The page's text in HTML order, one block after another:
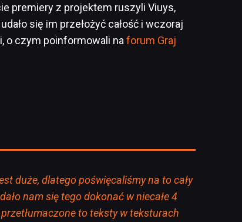
premiery z projektem ruszyli Viuys,
się im przełożyć całość i wczoraj
o czym poinformowali na forum Graj
duże, dlatego poświęcaliśmy na to cały
nam się tego dokonać w niecałe 4
to teksty w teksturach